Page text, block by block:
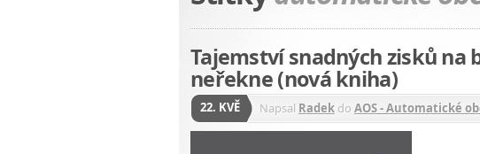
Tajemství snadných zisků na
neřekne (nová kniha)
22. KVĚ Napsal Radek do AOS - Automatické